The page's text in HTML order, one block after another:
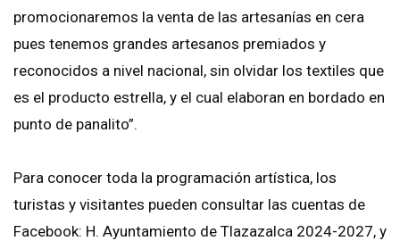
promocionaremos la venta de las artesanías en cera
pues tenemos grandes artesanos premiados y
reconocidos a nivel nacional, sin olvidar los textiles que
es el producto estrella, y el cual elaboran en bordado en
punto de panalito”.
Para conocer toda la programación artística, los
turistas y visitantes pueden consultar las cuentas de
Facebook: H. Ayuntamiento de Tlazazalca 2024-2027, y